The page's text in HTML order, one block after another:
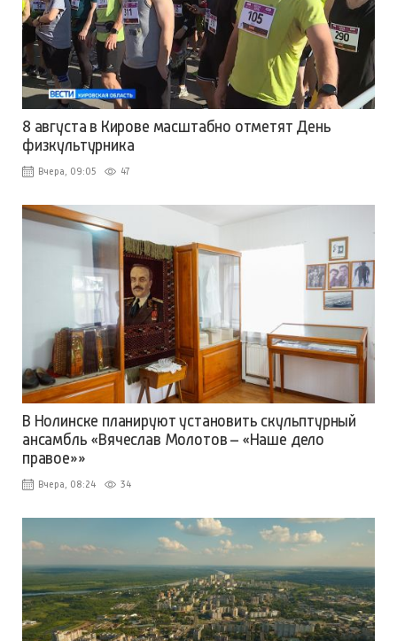
8 августа в Кирове масштабно отметят День
физкультурника
Вчера, 09:05 47
В Нолинске планируют установить скульптурный
ансамбль «Вячеслав Молотов – «Наше дело
правое»»
Вчера, 08:24 34